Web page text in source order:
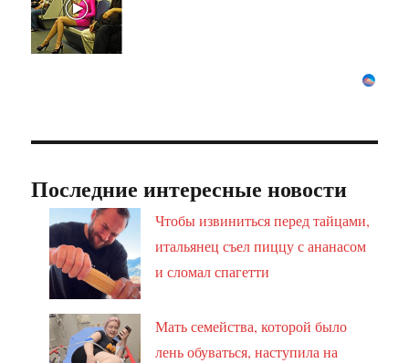
Последние интересные новости
Чтобы извиниться перед тайцами,
итальянец съел пиццу с ананасом
и сломал спагетти
Мать семейства, которой было
лень обуваться, наступила на